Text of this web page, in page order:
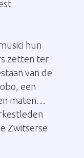
hun
zetten ter
van de
een
maten…
Zwitserse